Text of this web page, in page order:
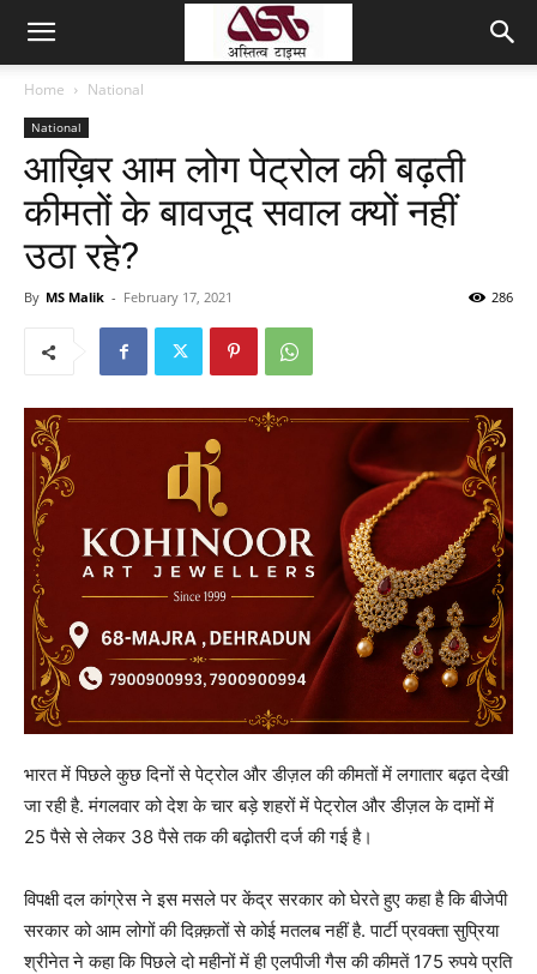
Home National
National
आख़िर आम लोग पेट्रोल की बढ़ती
कीमतों के बावजूद सवाल क्यों नहीं
उठा रहे?
By MS Malik - February 17, 2021 286
भारत में पिछले कुछ दिनों से पेट्रोल और डीज़ल की कीमतों में लगातार बढ़त देखी
जा रही है. मंगलवार को देश के चार बड़े शहरों में पेट्रोल और डीज़ल के दामों में
25 पैसे से लेकर 38 पैसे तक की बढ़ोतरी दर्ज की गई है।
विपक्षी दल कांग्रेस ने इस मसले पर केंद्र सरकार को घेरते हुए कहा है कि बीजेपी
सरकार को आम लोगों की दिक़्क़तों से कोई मतलब नहीं है. पार्टी प्रवक्ता सुप्रिया
श्रीनेत ने कहा कि पिछले दो महीनों में ही एलपीजी गैस की कीमतें 175 रुपये प्रति